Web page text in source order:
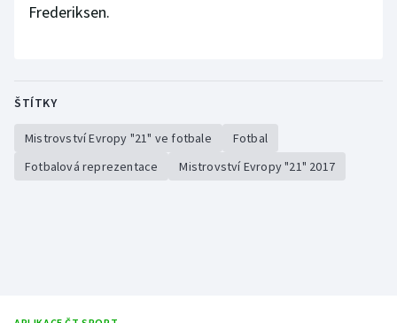
Frederiksen.
ŠTÍTKY
Mistrovství Evropy "21" ve fotbale
Fotbal
Fotbalová reprezentace
Mistrovství Evropy "21" 2017